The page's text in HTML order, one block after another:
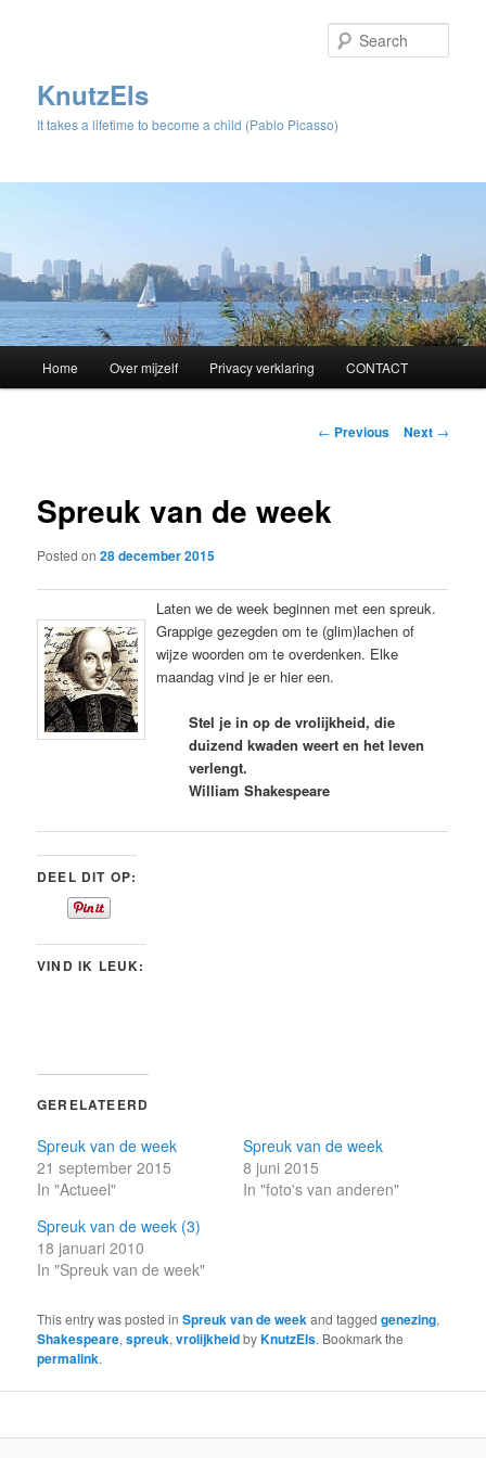
KnutzEls
It takes a lifetime to become a child (Pablo Picasso)
Skip
content
Home Over mijzelf Privacy verklaring CONTACT
Post
← Previous Next →
Spreuk van de week
Posted on28 december 2015
Laten we de week beginnen met een spreuk.
Grappige gezegden om te (glim)lachen of
wijze woorden om te overdenken. Elke
maandag vind je er hier een.
Stel je in op de vrolijkheid, die
duizend kwaden weert en het leven
verlengt.
William Shakespeare
DEEL DIT OP:
VIND IK LEUK:
GERELATEERD
Spreuk van de week
21 september 2015
In "Actueel"
Spreuk van de week
8 juni 2015
In "foto's van anderen"
Spreuk van de week (3)
18 januari 2010
In "Spreuk van de week"
This entry was posted inSpreuk van de weekand taggedgenezing,
Shakespeare,spreuk,vrolijkheidbyKnutzEls. Bookmark the
permalink.